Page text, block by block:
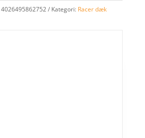
4026495862752 Kategori: Racer dæk